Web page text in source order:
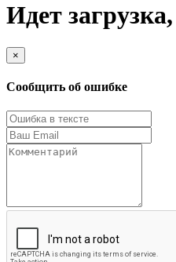
Идет
×
Сообщить об ошибке